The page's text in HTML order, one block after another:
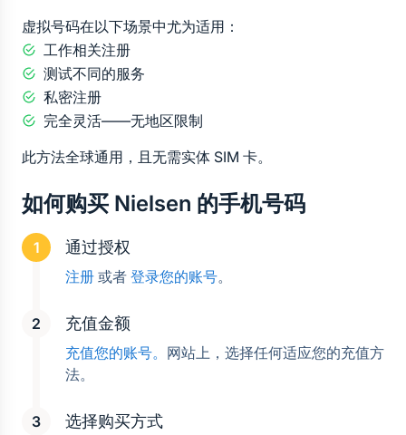
虚拟号码在以下场景中尤为适用：
工作相关注册
测试不同的服务
私密注册
完全灵活——无地区限制
此方法全球通用，且无需实体 SIM 卡。
如何购买 Nielsen 的手机号码
通过授权
注册 或者 登录您的账号。
充值金额
充值您的账号。 网站上，选择任何适应您的充值方
法。
选择购买方式